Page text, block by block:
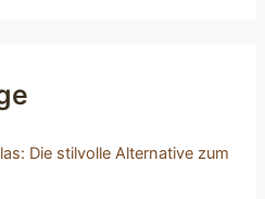
Die stilvolle Alternative zum